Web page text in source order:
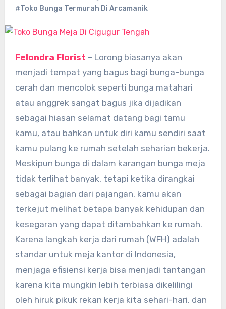
#Toko Bunga Termurah Di Arcamanik
Felondra Florist – Lorong biasanya akan
menjadi tempat yang bagus bagi bunga-bunga
cerah dan mencolok seperti bunga matahari
atau anggrek sangat bagus jika dijadikan
sebagai hiasan selamat datang bagi tamu
kamu, atau bahkan untuk diri kamu sendiri saat
kamu pulang ke rumah setelah seharian bekerja.
Meskipun bunga di dalam karangan bunga meja
tidak terlihat banyak, tetapi ketika dirangkai
sebagai bagian dari pajangan, kamu akan
terkejut melihat betapa banyak kehidupan dan
kesegaran yang dapat ditambahkan ke rumah.
Karena langkah kerja dari rumah (WFH) adalah
standar untuk meja kantor di Indonesia,
menjaga efisiensi kerja bisa menjadi tantangan
karena kita mungkin lebih terbiasa dikelilingi
oleh hiruk pikuk rekan kerja kita sehari-hari, dan